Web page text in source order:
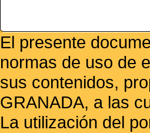
El presente
normas de uso de
sus contenidos,
GRANADA, a las
La utilización del